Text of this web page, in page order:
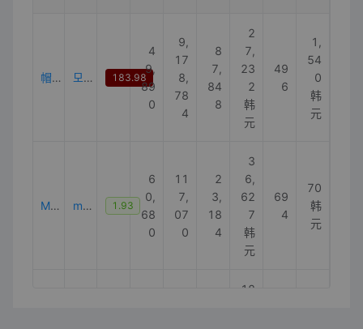
帽子 모자 183.98
4
9,
89
0
9,
17
8,
78
4
8
7,
84
8
2
7,
23
2
韩
元
49
6
1,
54
0
韩
元
MLB帽子 mlb모자 1.93
6
0,
68
0
11
7,
07
0
2
3,
18
4
3
6,
62
7
韩
元
69
4
70
韩
元
18